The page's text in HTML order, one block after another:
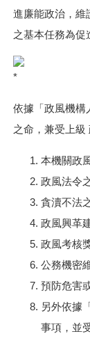
進廉能政治，維
之基本任務為促
依據「政風機構
之命，兼受上級
本機關政
政風法令
貪瀆不法
政風興革
政風考核
公務機密
預防危害
另外依據
事項，並